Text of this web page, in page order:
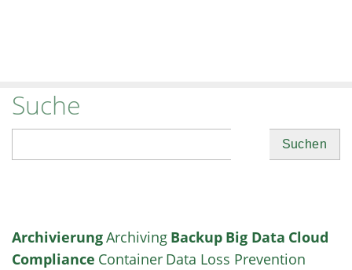
Suche
ArchivierungArchiving Backup Big Data Cloud
Compliance Container Data Loss Prevention